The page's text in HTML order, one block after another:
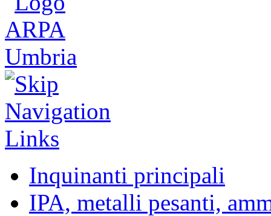
Inquinanti principali
IPA, metalli pesanti,